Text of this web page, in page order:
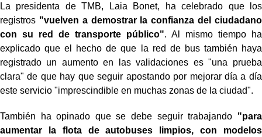
La presidenta de TMB, Laia Bonet, ha celebrado que los
registros "vuelven a demostrar la confianza del ciudadano
con su red de transporte público". Al mismo tiempo ha
explicado que el hecho de que la red de bus también haya
registrado un aumento en las validaciones es "una prueba
clara" de que hay que seguir apostando por mejorar día a día
este servicio "imprescindible en muchas zonas de la ciudad".
También ha opinado que se debe seguir trabajando "para
aumentar la flota de autobuses limpios, con modelos